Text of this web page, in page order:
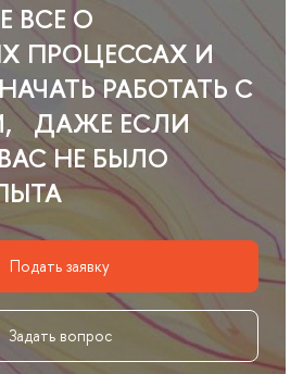
ВСЕ О
ПРОЦЕССАХ И
РАБОТАТЬ С
ДАЖЕ ЕСЛИ
НЕ БЫЛО
Подать заявку
Задать вопрос